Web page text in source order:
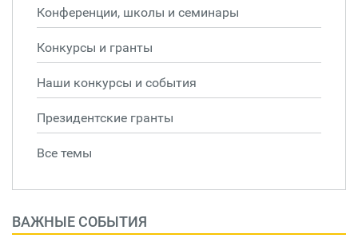
Конференции, школы и семинары
Конкурсы и гранты
Наши конкурсы и события
Президентские гранты
Все темы
ВАЖНЫЕ СОБЫТИЯ